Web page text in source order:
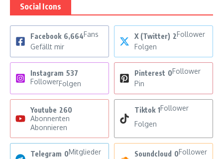
Social Icons
Facebook 6,664Fans
Gefällt mir
X (Twitter) 2Follower
Folgen
Instagram 537
FollowerFolgen
Pinterest 0Follower
Pin
Youtube 260
Abonnenten
Abonnieren
Tiktok 1Follower
Folgen
Telegram 0Mitglieder
Soundcloud 0Follower